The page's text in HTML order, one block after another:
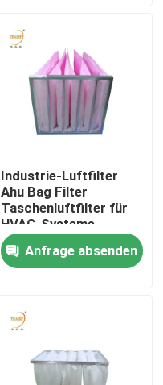
Industrie-Luftfilter
Ahu Bag Filter
Taschenluftfilter für
HVAC-Systeme
Anfrage absenden